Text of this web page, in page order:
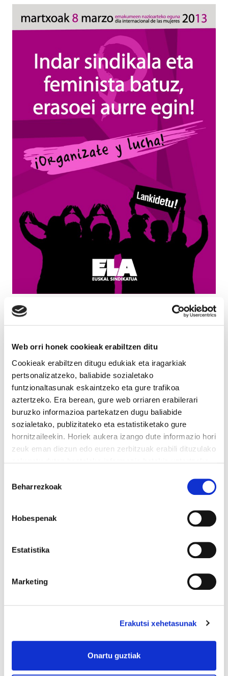
Web orri honek cookieak erabiltzen ditu
Cookieak erabiltzen ditugu edukiak eta iragarkiak
pertsonalizatzeko, baliabide sozialetako
funtzionaltasunak eskaintzeko eta gure trafikoa
aztertzeko. Era berean, gure web orriaren erabilerari
buruzko informazioa partekatzen dugu baliabide
sozialetako, publizitateko eta estatistiketako gure
hornitzaileekin. Horiek aukera izango dute informazio hori
zeuk eman diezun edo euren zerbitzuak erabili dituzulako
hautatzea
Beharrezkoak
Hobespenak
Estatistika
Marketing
Erakutsi xehetasunak
Onartu guztiak